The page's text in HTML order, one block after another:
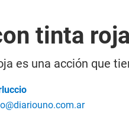
tinta
es una acción que